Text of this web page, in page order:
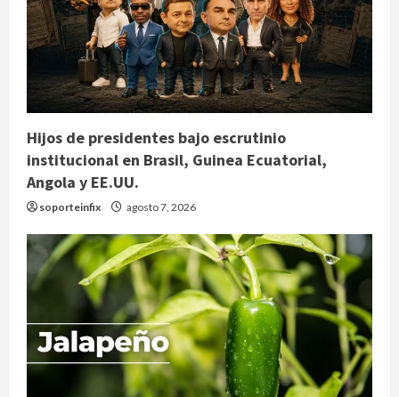
Hijos de presidentes bajo escrutinio
institucional en Brasil, Guinea Ecuatorial,
Angola y EE.UU.
soporteinfix agosto 7, 2026